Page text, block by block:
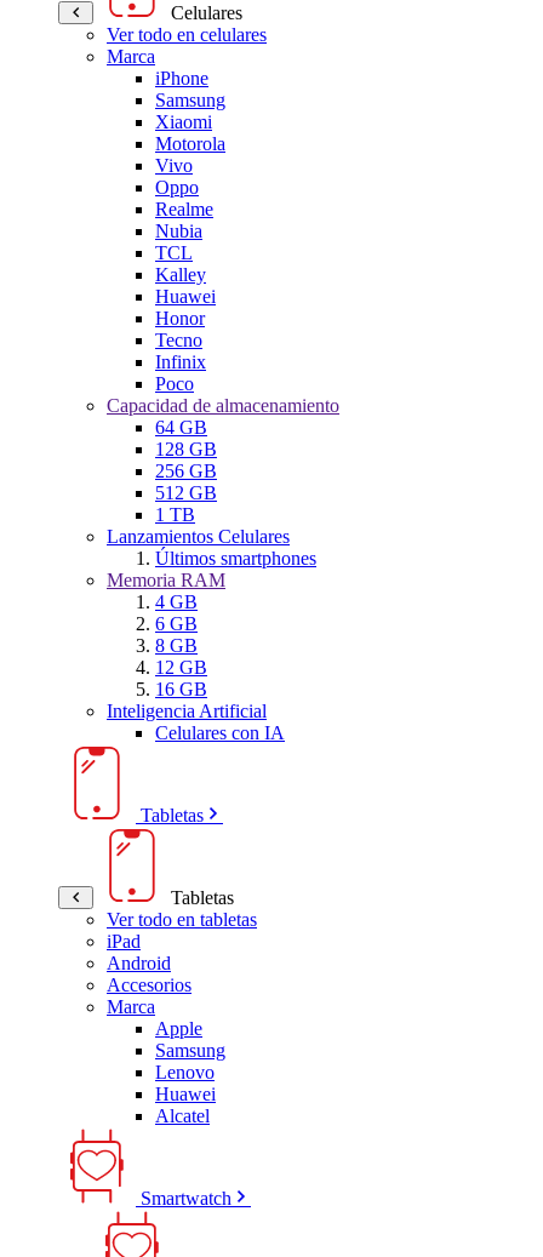
Celulares
Ver todo en celulares
Marca
iPhone
Samsung
Xiaomi
Motorola
Vivo
Oppo
Realme
Nubia
TCL
Kalley
Huawei
Honor
Tecno
Infinix
Poco
Capacidad de almacenamiento
64 GB
128 GB
256 GB
512 GB
1 TB
Lanzamientos Celulares
Últimos smartphones
Memoria RAM
4 GB
6 GB
8 GB
12 GB
16 GB
Inteligencia Artificial
Celulares con IA
Tabletas
Tabletas
Ver todo en tabletas
iPad
Android
Accesorios
Marca
Apple
Samsung
Lenovo
Huawei
Alcatel
Smartwatch